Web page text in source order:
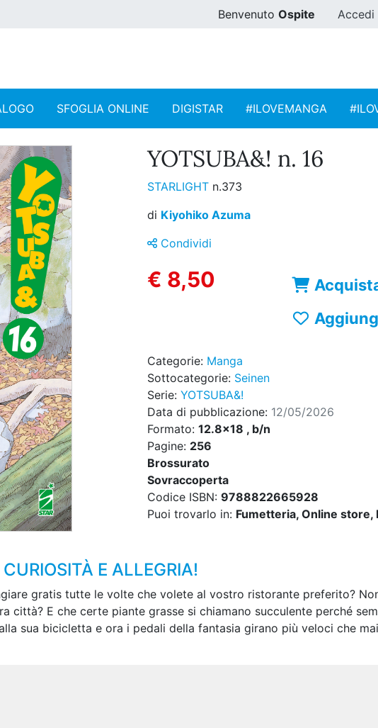
Benvenuto Ospite Accedi
SFOGLIA ONLINE DIGISTAR #ILOVEMANGA
YOTSUBA&! n. 16
STARLIGHT n.373
di Kiyohiko Azuma
Condividi
€ 8,50
Categorie: Manga
Sottocategorie: Seinen
Serie: YOTSUBA&!
Data di pubblicazione: 12/05/2026
Formato: 12.8x18 , b/n
Pagine: 256
Brossurato
Sovraccoperta
Codice ISBN: 9788822665928
Puoi trovarlo in: Fumetteria, Online store,
E ALLEGRIA!
gratis tutte le volte che volete al vostro ristorante preferito?
città? E che certe piante grasse si chiamano succulente perché
sua bicicletta e ora i pedali della fantasia girano più veloci che